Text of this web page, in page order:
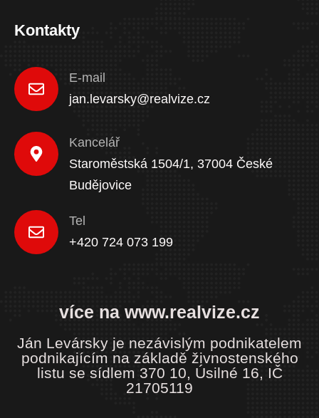
Kontakty
E-mail
jan.levarsky@realvize.cz
Kancelář
Staroměstská 1504/1, 37004 České
Budějovice
Tel
+420 724 073 199
více na www.realvize.cz
Ján Levársky je nezávislým podnikatelem
podnikajícím na základě živnostenského
listu se sídlem 370 10, Úsilné 16, IČ
21705119